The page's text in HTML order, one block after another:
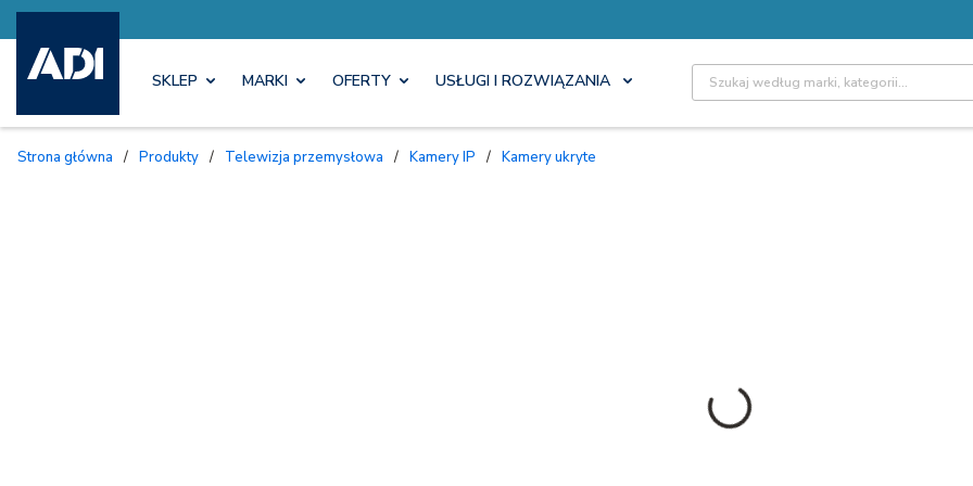
SKLEP MARKI OFERTY USŁUGI I ROZWIĄZANIA Site Search
Strona główna / Produkty / Telewizja przemysłowa / Kamery IP / Kamery ukryte